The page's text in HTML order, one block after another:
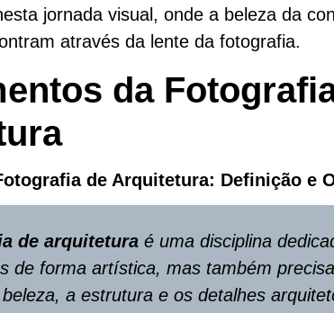
jornada visual, onde a beleza da
através da lente da fotografia.
da
de Arquitetura: Definição e
de arquiteturaé uma disciplina
de forma artística, mas também
a estrutura e os detalhes